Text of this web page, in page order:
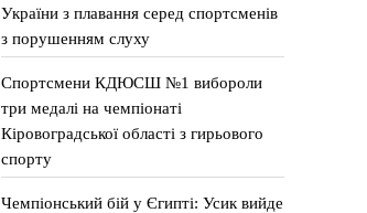
України з плавання серед спортсменів
з порушенням слуху
Спортсмени КДЮСШ №1 вибороли
три медалі на чемпіонаті
Кіровоградської області з гирьового
спорту
Чемпіонський бій у Єгипті: Усик вийде